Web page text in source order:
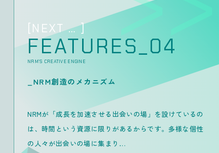
[NEXT…]
FEATURES_04
NRM’S CREATIVE ENGINE
_NRM創造のメカニズム
NRMが「成長を加速させる出会いの場」を設けているの
は、時間という資源に限りがあるからです。多様な個性
の人々が出会いの場に集まり…